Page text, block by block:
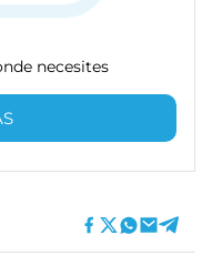
necesites